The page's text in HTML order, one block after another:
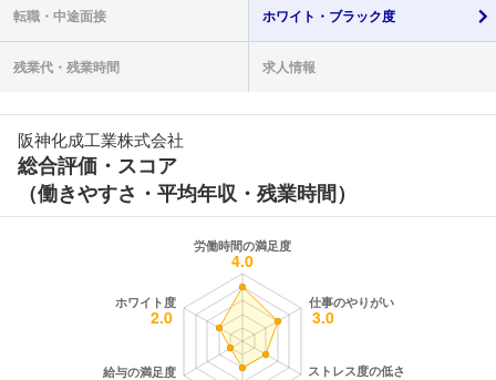
転職・ 中途面接 ホワイト・ ブラック度
残業代・ 残業時間 求人情報
阪神化成工業株式会社
総合評価・スコア
（働きやすさ・平均年収・残業時間）